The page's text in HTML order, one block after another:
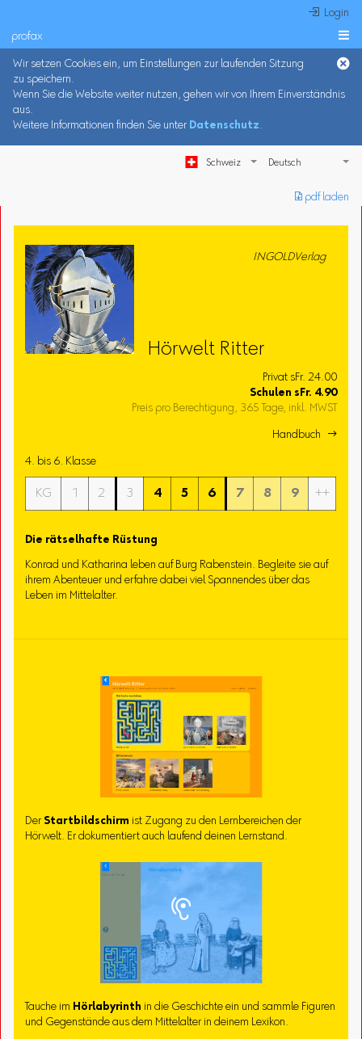
 Login
profax 
Wir setzen Cookies ein, um Einstellungen zur laufenden Sitzung
zu speichern.
Wenn Sie die Website weiter nutzen, gehen wir von Ihrem Einverständnis
aus.
Weitere Informationen finden Sie unter Datenschutz.
Schweiz
︎ pdf laden
INGOLDVerlag
Hörwelt Ritter
Privat sFr. 24.00
Schulen sFr. 4.90
Preis pro Berechtigung, 365 Tage, inkl. MWST
Handbuch 
4. bis 6. Klasse
KG 1 2 3 4 5 6 7 8 9 ++
Die rätselhafte Rüstung
Konrad und Katharina leben auf Burg Rabenstein. Begleite sie auf
ihrem Abenteuer und erfahre dabei viel Spannendes über das
Leben im Mittelalter.
Der Startbildschirm ist Zugang zu den Lernbereichen der
Hörwelt. Er dokumentiert auch laufend deinen Lernstand.
Tauche im Hörlabyrinth in die Geschichte ein und sammle Figuren
und Gegenstände aus dem Mittelalter in deinem Lexikon.